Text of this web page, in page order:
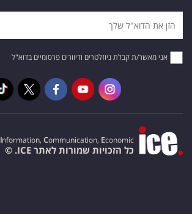
אני מאשר/ת קבלת ניוזלטרים ודיוורים פרסומיים בדוא"ל
Information, Communication, Economic
כל הזכויות שמורות לאתר ICE. ©